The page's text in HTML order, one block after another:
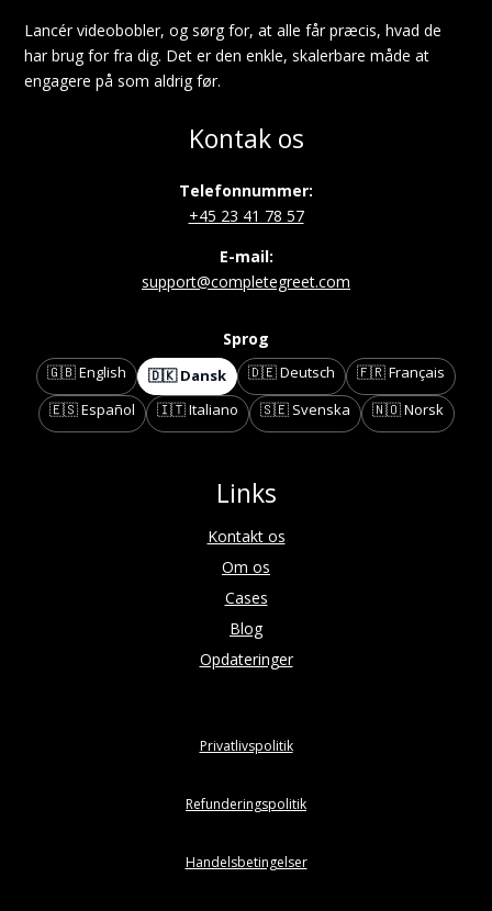
Lancér videobobler, og sørg for, at alle får præcis, hvad de
har brug for fra dig. Det er den enkle, skalerbare måde at
engagere på som aldrig før.
Kontak os
Telefonnummer:
+45 23 41 78 57
E-mail:
support@completegreet.com
Sprog
🇬🇧 English 🇩🇰 Dansk 🇩🇪 Deutsch
🇫🇷 Français
🇪🇸 Español
🇮🇹 Italiano 🇸🇪 Svenska 🇳🇴 Norsk
Links
Kontakt os
Om os
Cases
Blog
Opdateringer
Privatlivspolitik
Refunderingspolitik
Handelsbetingelser